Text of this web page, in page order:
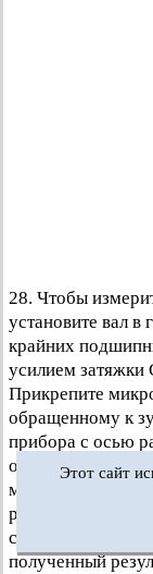
28. Чтобы
установите вал
крайних
усилием
Прикрепите
обращенному к
прибора с осью
оси до упора в
микрометра в
распредвал
сторону и
полученный
Этот сайт